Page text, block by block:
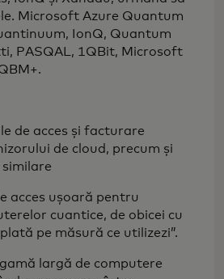
Microsoft Azure Quantum
IonQ, Quantum
PASQAL, 1QBit, Microsoft
de acces și facturare
de cloud, precum și
acces ușoară pentru
cuantice, de obicei cu
pe măsură ce utilizezi”.
largă de computere